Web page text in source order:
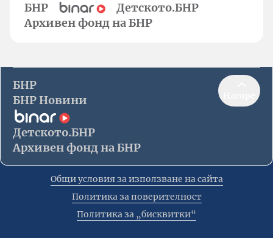
БНР
Детското.БНР
Архивен фонд на БНР
БНР
БНР Новини
Детското.БНР
Архивен фонд на БНР
Общи условия за използване на сайта
Политика за поверителност
Политика за „бисквитки“